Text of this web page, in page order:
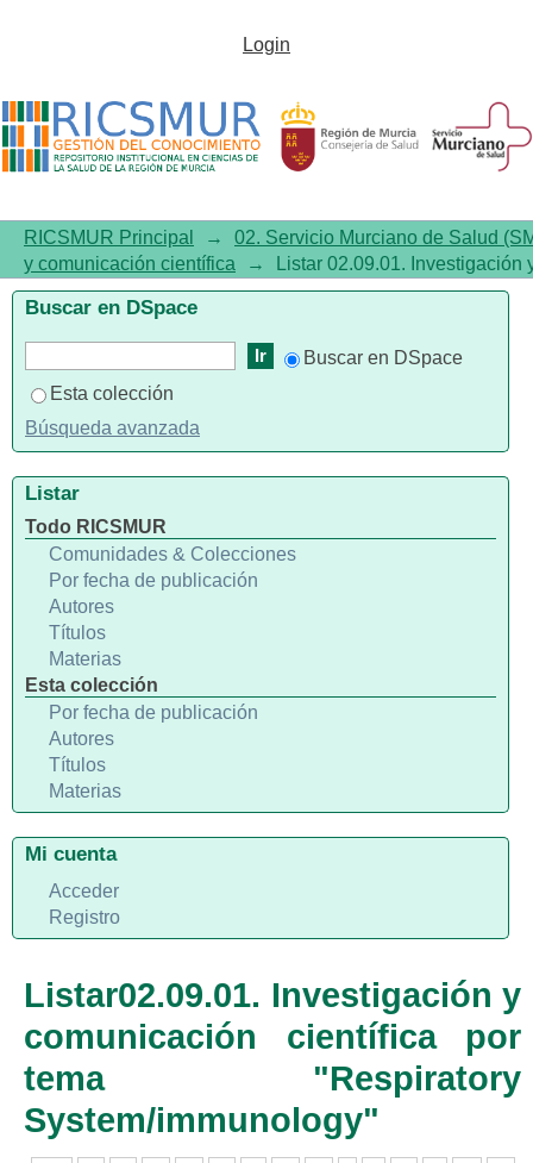
Listar02.09.01. Investigación y
tema "Respiratory
System/immunology"
Login
RICSMUR Principal →
02. Servicio Murciano de Salud
y comunicación científica
→ Listar 02.09.01.
Listar02.09.01. Investigación y
comunicación científica por
tema "Respiratory
System/immunology"
Buscar en DSpace
Buscar en DSpace
Esta colección
Búsqueda avanzada
Listar
Todo RICSMUR
Comunidades & Colecciones
Por fecha de publicación
Autores
Títulos
Materias
Esta colección
Por fecha de publicación
Autores
Títulos
Materias
Mi cuenta
Acceder
Registro